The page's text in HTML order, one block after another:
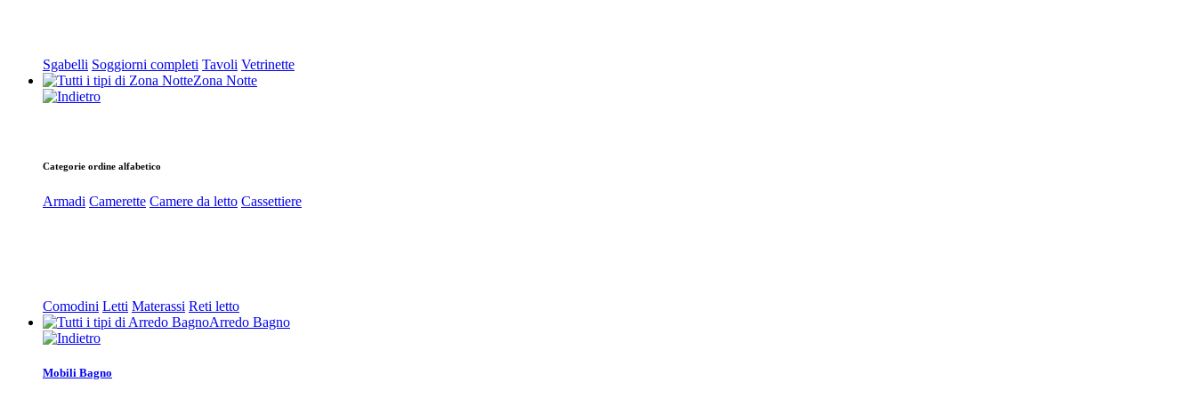
Sgabelli Soggiorni completi Tavoli Vetrinette
Zona Notte
Categorie ordine alfabetico
Armadi Camerette Camere da letto Cassettiere
Comodini Letti Materassi Reti letto
Arredo Bagno
Mobili Bagno